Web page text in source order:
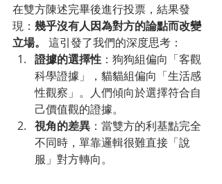
在雙方陳述完畢後進行投票，結果發
現： 幾乎沒有人因為對方的論點而改變
立場。
這引發了我們的深度思考：
證據的選擇性 ：狗狗組偏向「客觀
科學證據」，貓貓組偏向「生活感
性觀察」。人們傾向於選擇符合自
己價值觀的證據。
視角的差異 ：當雙方的利基點完全
不同時，單靠邏輯很難直接「說
服」對方轉向。